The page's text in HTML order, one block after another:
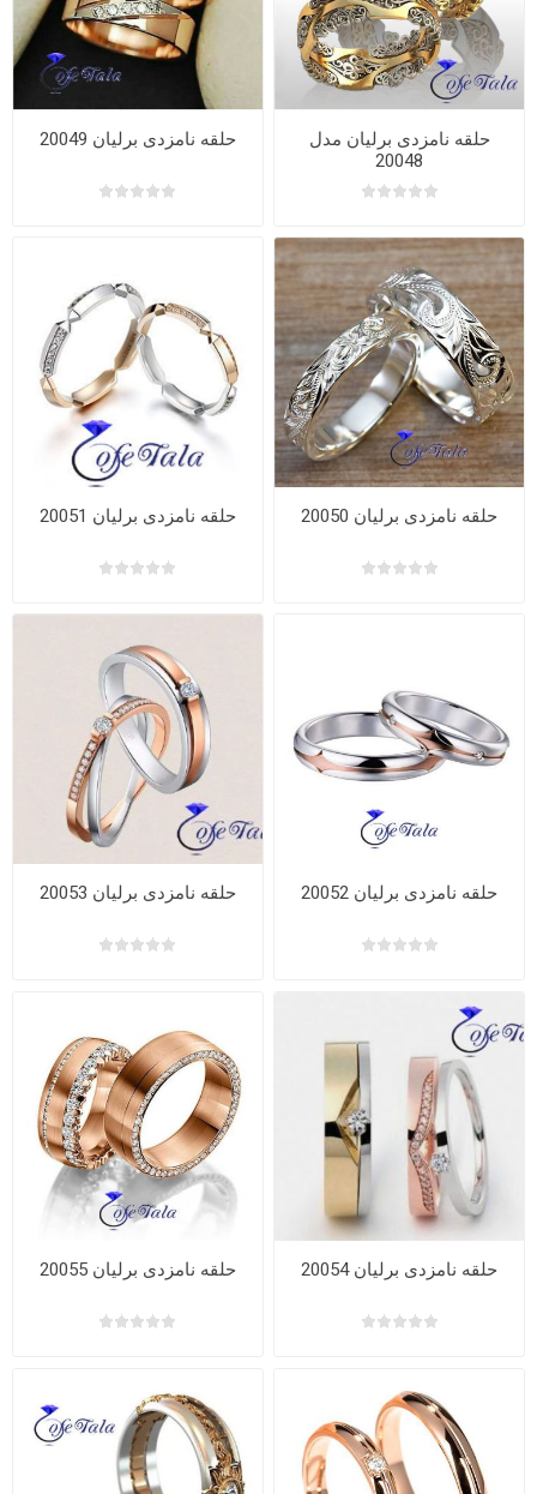
حلقه نامزدی برلیان مدل
20048
حلقه نامزدی برلیان 20049
حلقه نامزدی برلیان 20050 حلقه نامزدی برلیان 20051
حلقه نامزدی برلیان 20052 حلقه نامزدی برلیان 20053
حلقه نامزدی برلیان 20054 حلقه نامزدی برلیان 20055